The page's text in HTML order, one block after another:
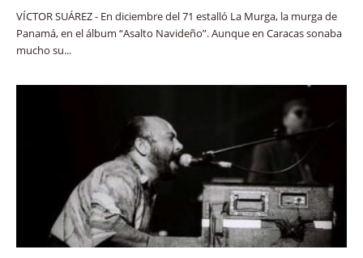
VÍCTOR SUÁREZ - En diciembre del 71 estalló La Murga, la murga de
Panamá, en el álbum “Asalto Navideño”. Aunque en Caracas sonaba
mucho su...